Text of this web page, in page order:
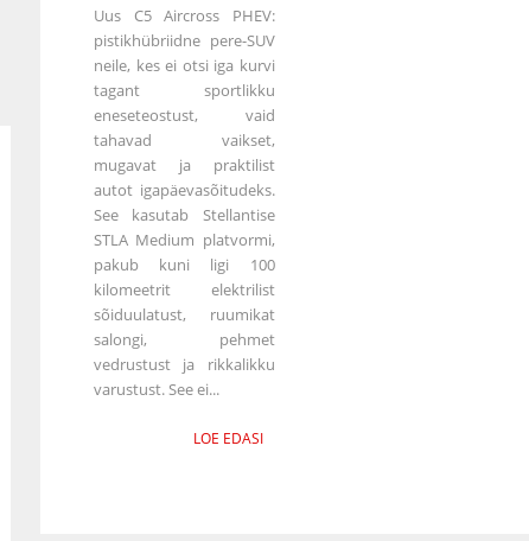
Uus C5 Aircross PHEV:
pistikhübriidne pere-SUV
neile, kes ei otsi iga kurvi
tagant sportlikku
eneseteostust, vaid
tahavad vaikset,
mugavat ja praktilist
autot igapäevasõitudeks.
See kasutab Stellantise
STLA Medium platvormi,
pakub kuni ligi 100
kilomeetrit elektrilist
sõiduulatust, ruumikat
salongi, pehmet
vedrustust ja rikkalikku
varustust. See ei...
LOE EDASI